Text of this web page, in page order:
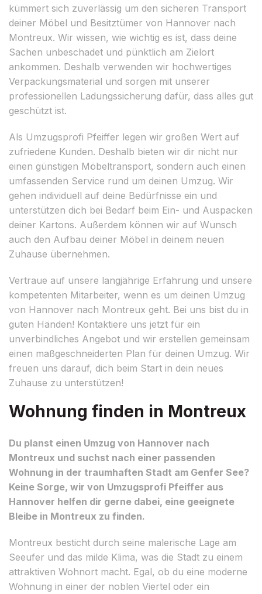
kümmert sich zuverlässig um den sicheren Transport
deiner Möbel und Besitztümer von Hannover nach
Montreux. Wir wissen, wie wichtig es ist, dass deine
Sachen unbeschadet und pünktlich am Zielort
ankommen. Deshalb verwenden wir hochwertiges
Verpackungsmaterial und sorgen mit unserer
professionellen Ladungssicherung dafür, dass alles gut
geschützt ist.
Als Umzugsprofi Pfeiffer legen wir großen Wert auf
zufriedene Kunden. Deshalb bieten wir dir nicht nur
einen günstigen Möbeltransport, sondern auch einen
umfassenden Service rund um deinen Umzug. Wir
gehen individuell auf deine Bedürfnisse ein und
unterstützen dich bei Bedarf beim Ein- und Auspacken
deiner Kartons. Außerdem können wir auf Wunsch
auch den Aufbau deiner Möbel in deinem neuen
Zuhause übernehmen.
Vertraue auf unsere langjährige Erfahrung und unsere
kompetenten Mitarbeiter, wenn es um deinen Umzug
von Hannover nach Montreux geht. Bei uns bist du in
guten Händen! Kontaktiere uns jetzt für ein
unverbindliches Angebot und wir erstellen gemeinsam
einen maßgeschneiderten Plan für deinen Umzug. Wir
freuen uns darauf, dich beim Start in dein neues
Zuhause zu unterstützen!
Wohnung finden in Montreux
Du planst einen Umzug von Hannover nach
Montreux und suchst nach einer passenden
Wohnung in der traumhaften Stadt am Genfer See?
Keine Sorge, wir von Umzugsprofi Pfeiffer aus
Hannover helfen dir gerne dabei, eine geeignete
Bleibe in Montreux zu finden.
Montreux besticht durch seine malerische Lage am
Seeufer und das milde Klima, was die Stadt zu einem
attraktiven Wohnort macht. Egal, ob du eine moderne
Wohnung in einer der noblen Viertel oder ein